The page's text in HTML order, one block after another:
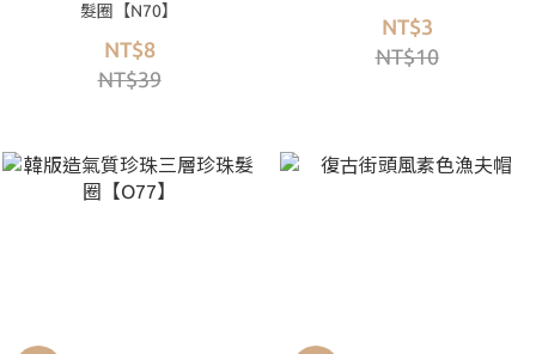
髮圈【N70】
NT$8
NT$39
NT$3
NT$10